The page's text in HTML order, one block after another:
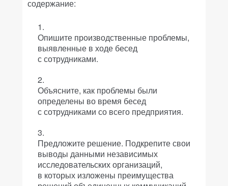
содержание:
Опишите производственные проблемы,
выявленные в ходе бесед
с сотрудниками.
Объясните, как проблемы были
определены во время бесед
с сотрудниками со всего предприятия.
Предложите решение. Подкрепите свои
выводы данными независимых
исследовательских организаций,
в которых изложены преимущества